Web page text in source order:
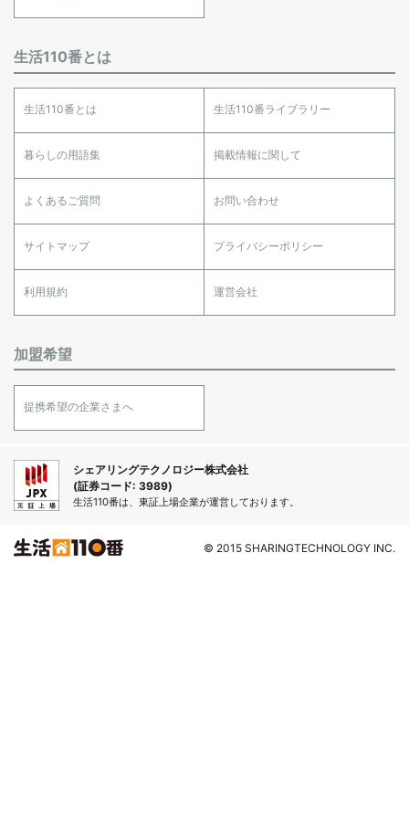
生活110番とは
生活110番とは 生活110番ライブラリー
暮らしの用語集 掲載情報に関して
よくあるご質問 お問い合わせ
サイトマップ プライバシーポリシー
利用規約 運営会社
加盟希望
提携希望の企業さまへ
シェアリングテクノロジー株式会社
(証券コード: 3989)
生活110番は、東証上場企業が運営しております。
© 2015 SHARINGTECHNOLOGY INC.